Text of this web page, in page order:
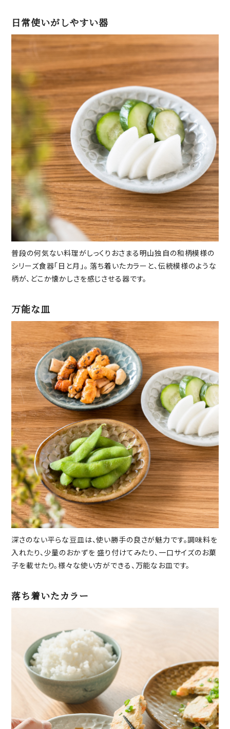
日常使いがしやすい器
普段の何気ない料理がしっくりおさまる明山独自の和柄模様の
シリーズ食器「日と月」。 落ち着いたカラーと、伝統模様のような
柄が、どこか懐かしさを感じさせる器です。
万能な皿
深さのない平らな豆皿は、使い勝手の良さが魅力です。調味料を
入れたり、少量のおかずを 盛り付けてみたり、一口サイズのお菓
子を載せたり。様々な使い方ができる、万能なお皿です。
落ち着いたカラー